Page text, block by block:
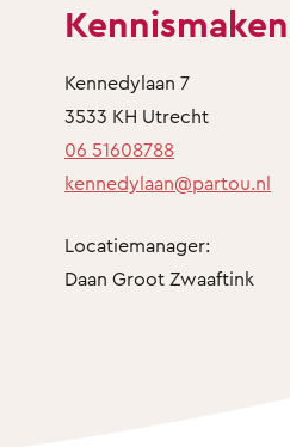
Kennismaken
Kennedylaan 7
3533 KH Utrecht
06 51608788
kennedylaan@partou.nl
Locatiemanager:
Daan Groot Zwaaftink